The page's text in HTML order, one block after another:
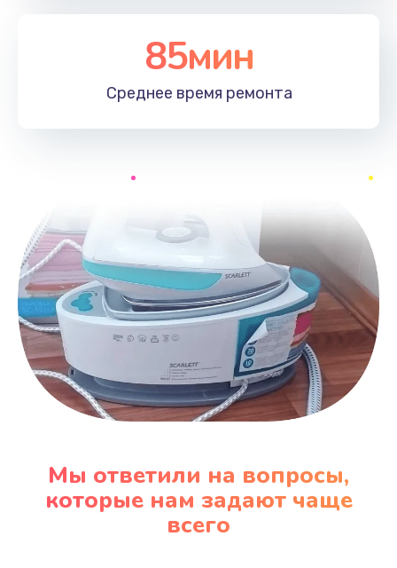
85мин
Среднее время ремонта
Мы ответили на вопросы,
которые нам задают чаще
всего